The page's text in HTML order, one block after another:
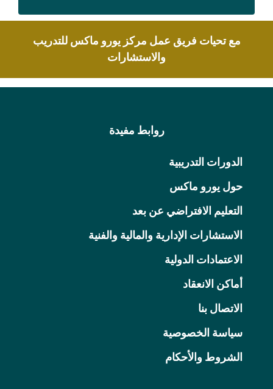
مع تحيات فريق عمل مركز يورو ماكس للتدريب
والاستشارات
روابط مفيدة
الدورات التدريبية
حول يورو ماكس
التعليم الافتراضي عن بعد
الاستشارات الإدارية والمالية والفنية
الاعتمادات الدولية
أماكن الانعقاد
الاتصال بنا
سياسة الخصوصية
الشروط والأحكام